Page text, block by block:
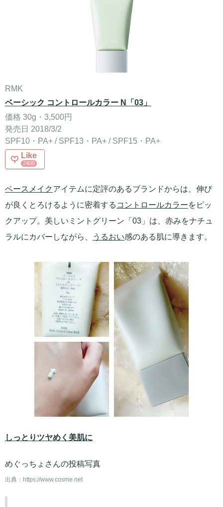
RMK
ベーシック コントロールカラー N「03」
価格 30g・3,500円
発売日 2018/3/2
SPF10・PA+ / SPF13・PA+ / SPF15・PA+
Like
2400
ベースメイク アイテムに定評のあるブランドからは、伸び
が良くとろけるように密着する コントロールカラーをピッ
クアップ。美しいミントグリーン「03」は、赤みをナチュ
ラルにカバーしながら、
うるおい感のある肌に導きます。
しっとりツヤめく美肌に
めぐっちょさんの投稿写真
出典： https://www.cosme.net